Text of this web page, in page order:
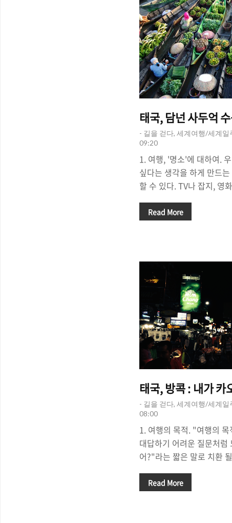
태국, 담넌 사두억
- 길을 걷다, 세계여행/세계일
09:20
1. 여행, '명소'에 대하여.
싶다는 생각을 하게 만드
할 수 있다. TV나 잡지, 영
리는 그곳으로의 여행을
소에 분류될 것이다. △
남아 지역의 일상적인 모
Read More
태국, 방콕 : 내가 카
- 길을 걷다, 세계여행/세계일
08:00
1. 여행의 목적. "여행의
대답하기 어려운 질문처
어?"라는 짧은 말로 치환
문이다. 우리는 막연하게 '
Read More